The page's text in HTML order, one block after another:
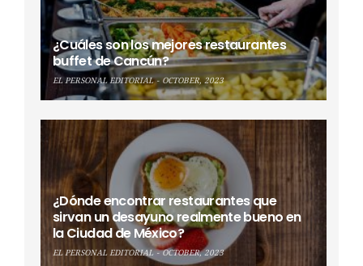
¿Cuáles son los mejores restaurantes
buffet de Cancún?
EL PERSONAL EDITORIAL OCTOBER, 2023
¿Dónde encontrar restaurantes que
sirvan un desayuno realmente bueno en
la Ciudad de México?
EL PERSONAL EDITORIAL OCTOBER, 2023